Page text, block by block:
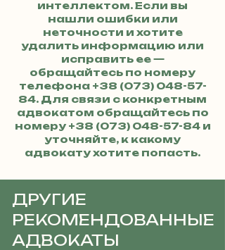
интеллектом. Если вы
нашли ошибки или
неточности и хотите
удалить информацию или
исправить ее —
обращайтесь по номеру
телефона +38 (073) 048-57-
84. Для связи с конкретным
адвокатом обращайтесь по
номеру +38 (073) 048-57-84и
уточняйте, к какому
адвокату хотите попасть.
ДРУГИЕ
РЕКОМЕНДОВАННЫЕ
АДВОКАТЫ